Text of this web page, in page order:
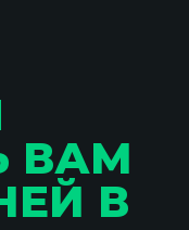
ВАМ
В